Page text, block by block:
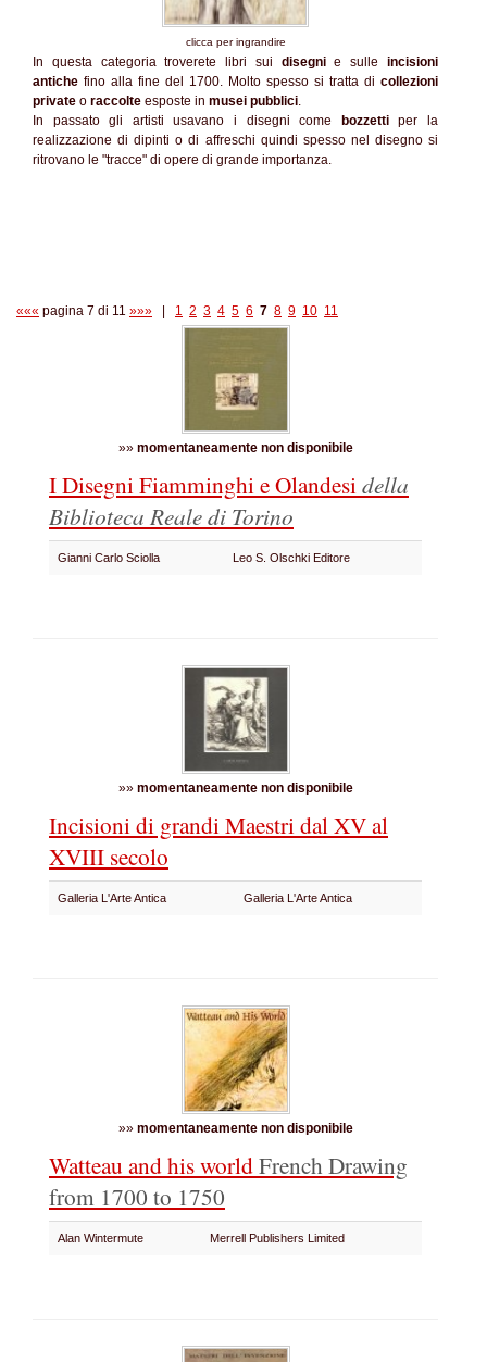
clicca per ingrandire
In questa categoria troverete libri sui disegnie sulleincisioni
antiche fino alla fine del 1700. Molto spesso si tratta di collezioni
private o raccolte esposte in musei pubblici.
In passato gli artisti usavano i disegni come
bozzettiper la
realizzazione di dipinti o di affreschi quindi spesso nel disegno si
ritrovano le "tracce" di opere di grande importanza.
««« pagina 7 di 11 »»» 1 2 3 4 5 6 7 8 9 10 11
»» momentaneamente non disponibile
I Disegni Fiamminghi e Olandesidella
Biblioteca Reale di Torino
Gianni Carlo Sciolla Leo S. Olschki Editore
»» momentaneamente non disponibile
Incisioni di grandi Maestri dal XV al
XVIII secolo
Galleria L'Arte Antica Galleria L'Arte Antica
»» momentaneamente non disponibile
Watteau and his worldFrench Drawing
from 1700 to 1750
Alan Wintermute Merrell Publishers Limited